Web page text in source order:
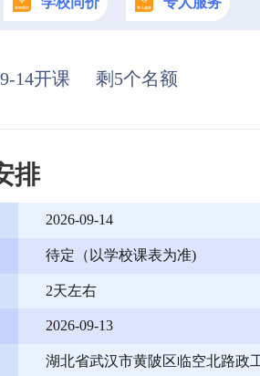
14开课 剩5个名额
排
2026-09-14
待定（以学校课表为准)
2天左右
2026-09-13
湖北省武汉市黄陂区临空北路政